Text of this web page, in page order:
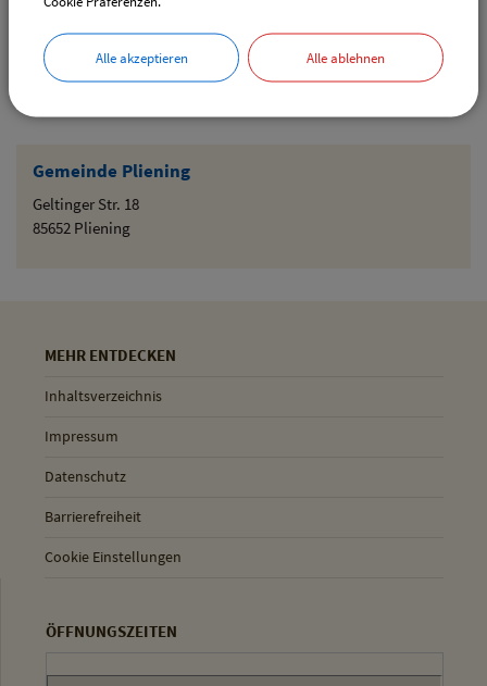
Gemeinde Pliening
Geltinger Str. 18
85652 Pliening
Drucken
MEHR ENTDECKEN
Inhaltsverzeichnis
Impressum
Datenschutz
Barrierefreiheit
Cookie Einstellungen
ÖFFNUNGSZEITEN
Alle akzeptieren Alle ablehnen